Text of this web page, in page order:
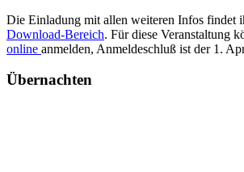
Die Einladung mit allen weiteren Infos findet
Download-Bereich. Für diese Veranstaltung
online anmelden, Anmeldeschluß ist der 1.
Übernachten